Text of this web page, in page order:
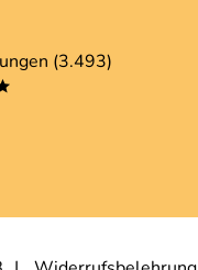
(3.493)